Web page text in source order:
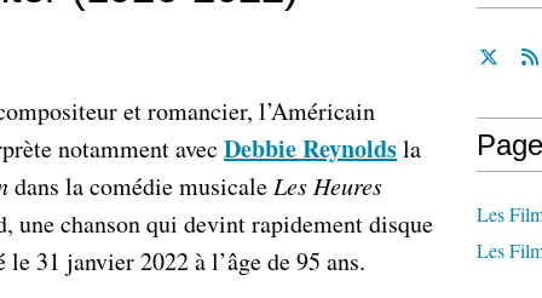
et romancier, l’Américain
notamment avec Debbie Reynoldsla
dans la comédie musicale Les Heures
une chanson qui devint rapidement disque
31 janvier 2022 à l’âge de 95 ans.
Les
Les